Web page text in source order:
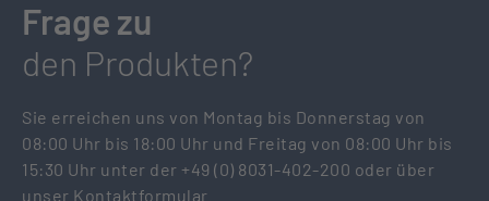
Frage zu
den Produkten?
Sie erreichen uns von Montag bis Donnerstag von
08:00 Uhr bis 18:00 Uhr und Freitag von 08:00 Uhr bis
15:30 Uhr unter der +49 (0) 8031-402-200 oder über
unser Kontaktformular.